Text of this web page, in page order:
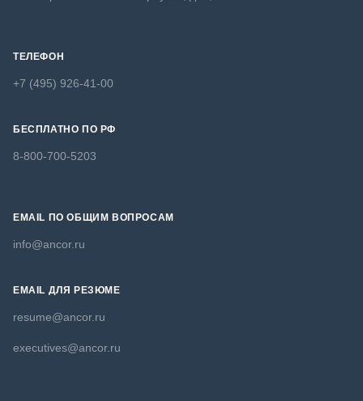
ТЕЛЕФОН
+7 (495) 926-41-00
БЕСПЛАТНО ПО РФ
8-800-700-5203
EMAIL ПО ОБЩИМ ВОПРОСАМ
info@ancor.ru
EMAIL ДЛЯ РЕЗЮМЕ
resume@ancor.ru
executives@ancor.ru